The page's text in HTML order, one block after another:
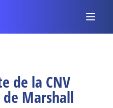
de la CNV
de Marshall